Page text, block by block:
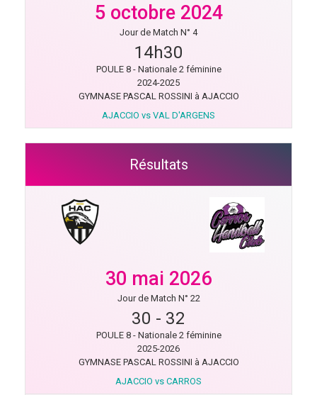
5 octobre 2024
Jour de Match N° 4
14h30
POULE 8 - Nationale 2 féminine
2024-2025
GYMNASE PASCAL ROSSINI à AJACCIO
AJACCIO vs VAL D'ARGENS
Résultats
30 mai 2026
Jour de Match N° 22
30 - 32
POULE 8 - Nationale 2 féminine
2025-2026
GYMNASE PASCAL ROSSINI à AJACCIO
AJACCIO vs CARROS